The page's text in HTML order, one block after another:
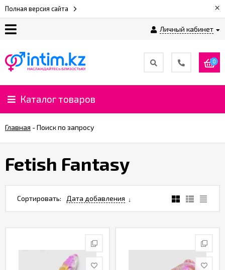
Полная версия сайта ×
Личный кабинет
нас
Доставка
и
0
Каталог товаров
Главная -Поиск по запросу
Fetish Fantasy
Сортировать: Дата добавления